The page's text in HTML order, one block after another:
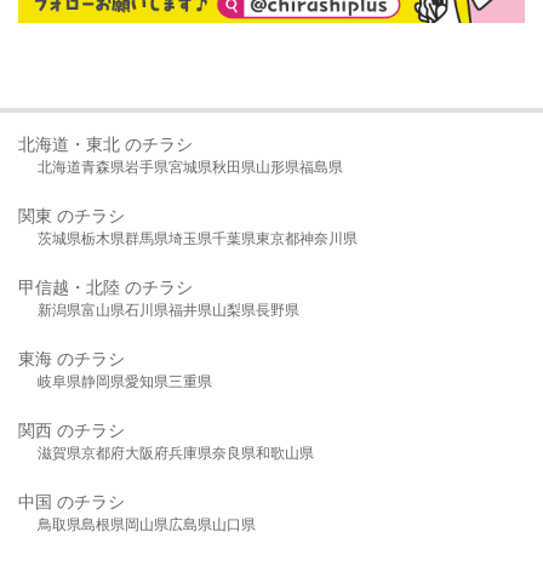
北海道・東北 のチラシ
北海道青森県岩手県宮城県秋田県山形県福島県
関東 のチラシ
茨城県栃木県群馬県埼玉県千葉県東京都神奈川県
甲信越・北陸 のチラシ
新潟県富山県石川県福井県山梨県長野県
東海 のチラシ
岐阜県静岡県愛知県三重県
関西 のチラシ
滋賀県京都府大阪府兵庫県奈良県和歌山県
中国 のチラシ
鳥取県島根県岡山県広島県山口県